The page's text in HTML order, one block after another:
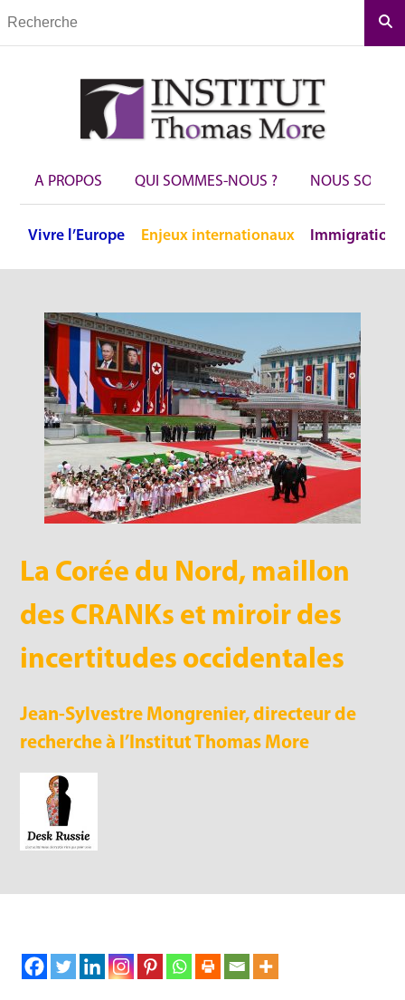
A PROPOS QUI SOMMES-NOUS ? NOUS
Vivre l’Europe Enjeux internationaux Immigration
La Corée du Nord, maillon
des CRANKs et miroir des
incertitudes occidentales
Jean-Sylvestre Mongrenier, directeur de
recherche à l’Institut Thomas More